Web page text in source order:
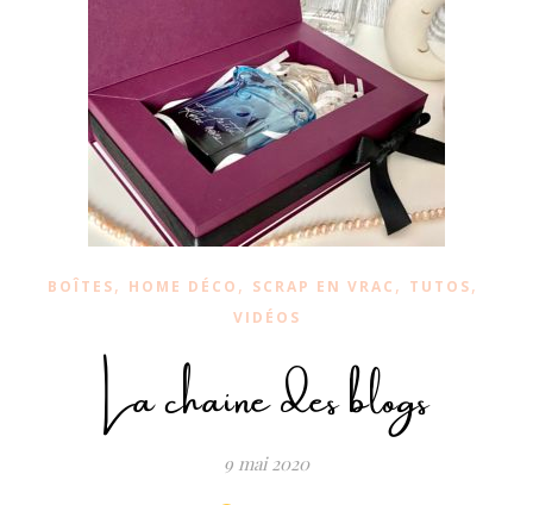
BOÎTES, HOME DÉCO , SCRAP EN VRAC , TUTOS,
VIDÉOS
La chaine des blogs
9 mai 2020